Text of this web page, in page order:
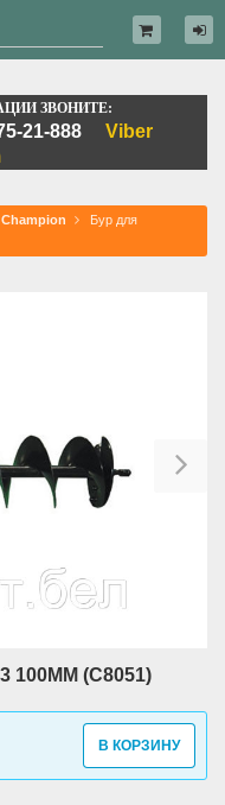
ЗВОНИТЕ:
21-888
Viber
Champion
Бур для
100ММ (C8051)
В КОРЗИНУ